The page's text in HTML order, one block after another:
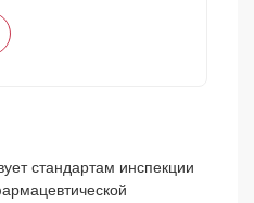
стандартам инспекции